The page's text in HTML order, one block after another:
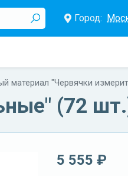
Город:
материал "Червячки
(72
5 555 ₽